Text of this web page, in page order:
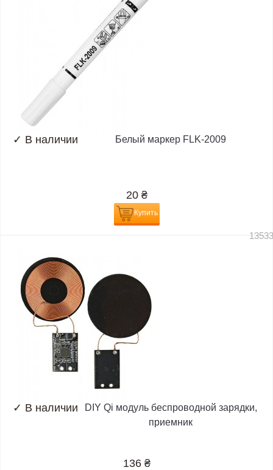
✓ В наличии Белый маркер FLK-2009
20 ₴
Купить
✓ В наличии
DIY Qi модуль беспроводной зарядки,
приемник
136 ₴